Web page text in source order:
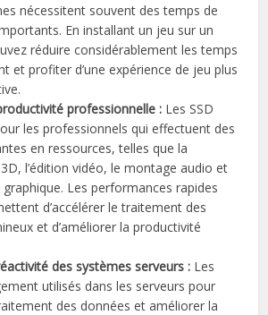
nécessitent souvent des temps de
En installant un jeu sur un
réduire considérablement les temps
et profiter d’une expérience de jeu plus
professionnelle : Les SSD
les professionnels qui effectuent des
en ressources, telles que la
l’édition vidéo, le montage audio et
Les performances rapides
d’accélérer le traitement des
et d’améliorer la productivité
des systèmes serveurs : Les
utilisés dans les serveurs pour
des données et améliorer la